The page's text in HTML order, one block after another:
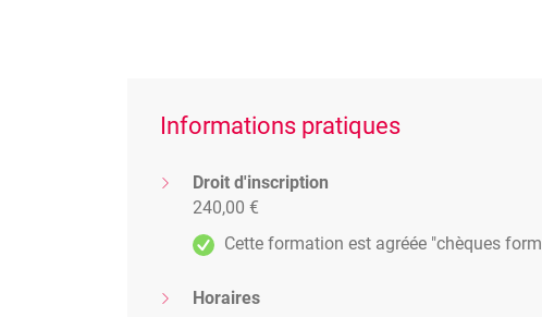
Informations pratiques
Droit d'inscription
240,00 €
Cette formation est agréée "chèques
Horaires